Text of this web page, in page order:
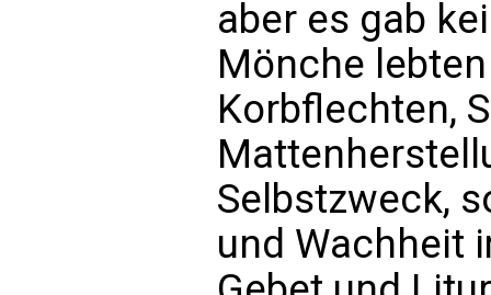
aber es gab
Mönche
Korbflechten,
Selbstzweck,
und Wachheit